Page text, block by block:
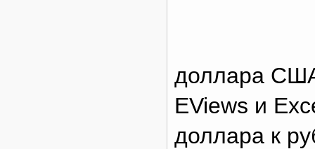
доллара
EViews и
доллара к